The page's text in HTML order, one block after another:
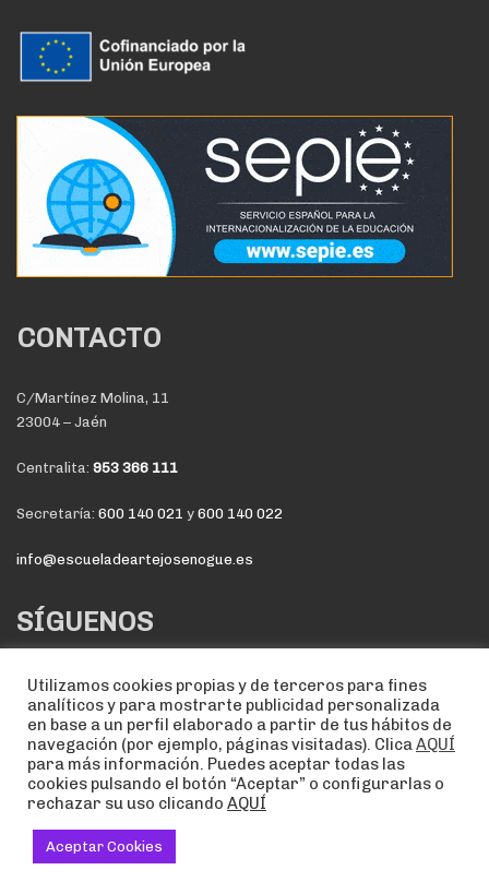
CONTACTO
C/Martínez Molina, 11
23004 – Jaén
Centralita: 953 366 111
Secretaría: 600 140 021 y 600 140 022
info@escueladeartejosenogue.es
SÍGUENOS
NOTA LEGAL POLÍTICA DE COOKIES
2020 ©, by deditec.es
Utilizamos cookies propias y de terceros para fines
analíticos y para mostrarte publicidad personalizada
en base a un perfil elaborado a partir de tus hábitos de
navegación (por ejemplo, páginas visitadas). ClicaAQUÍ
para más información. Puedes aceptar todas las
cookies pulsando el botón “Aceptar” o configurarlas o
rechazar su uso clicando AQUÍ
Aceptar Cookies